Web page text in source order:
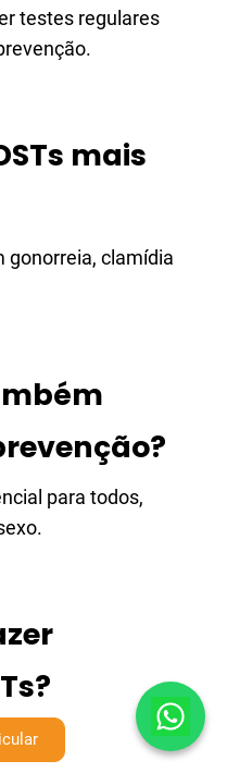
testes regulares
mais
gonorreia, clamídia
para todos,
ser realizados em
e centros de